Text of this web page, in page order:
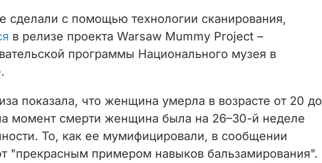
i
d
o
сделали с помощью технологии сканирования,
в релизе проекта Warsaw Mummy Project –
программы Национального музея в
показала, что женщина умерла в возрасте от 20 до
момент смерти женщина была на 26–30-й неделе
То, как ее мумифицировали, в сообщении
"прекрасным примером навыков бальзамирования".